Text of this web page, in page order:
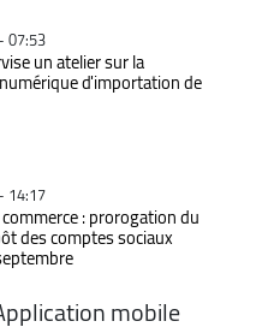
07:53
un atelier sur la
d'importation de
14:17
: prorogation du
des comptes sociaux
mobile